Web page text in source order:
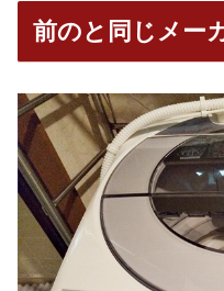
前のと同じメー